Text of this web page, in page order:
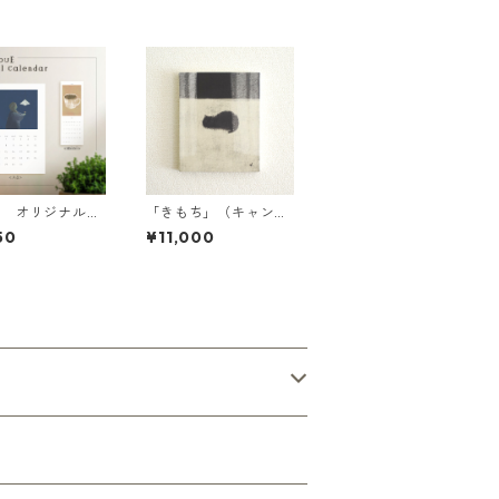
オリジナルカ
【2026・mi
「きもち」（キャンバ
スプリント／額装無）
¥11,000